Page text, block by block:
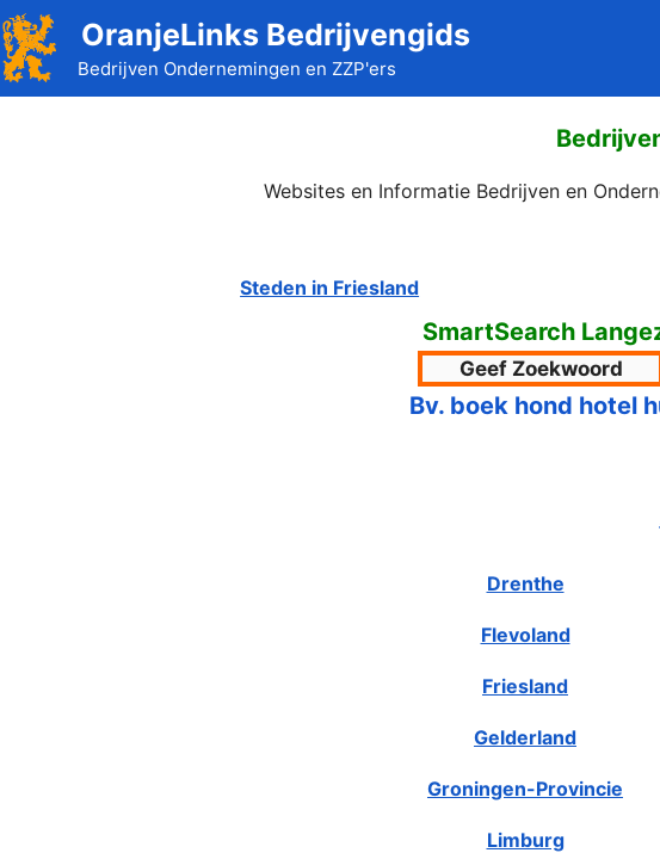
Ga
naar
de
inhoud
OranjeLinks Bedrijvengids
Bedrijven Ondernemingen en ZZP'ers
Websites en Informatie Bedrijven en
Steden in Friesland
SmartSearch
Bv. boek hond hotel
Drenthe
Flevoland
Friesland
Gelderland
Groningen-Provincie
Limburg